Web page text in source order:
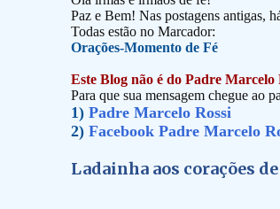
Paz e Bem! Nas postagens antigas,
Todas estão no Marcador:
Orações-Momento de Fé
Este Blog não é do Padre Marcelo
Para que sua mensagem chegue ao
1) Padre Marcelo Rossi
2) Facebook Padre Marcelo
Ladainha aos corações